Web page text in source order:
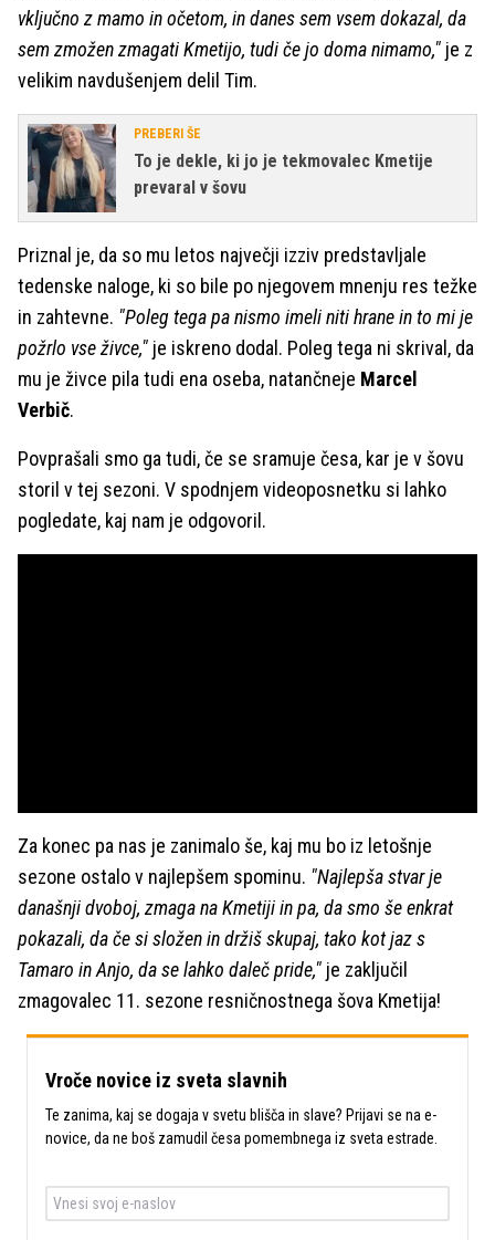
vključno z mamo in očetom, in danes sem vsem dokazal, da
sem zmožen zmagati Kmetijo, tudi če jo doma nimamo," je z
velikim navdušenjem delil Tim.
PREBERI ŠE
To je dekle, ki jo je tekmovalec Kmetije
prevaral v šovu
Priznal je, da so mu letos največji izziv predstavljale
tedenske naloge, ki so bile po njegovem mnenju res težke
in zahtevne. "Poleg tega pa nismo imeli niti hrane in to mi je
požrlo vse živce," je iskreno dodal. Poleg tega ni skrival, da
mu je živce pila tudi ena oseba, natančneje Marcel
Verbič.
Povprašali smo ga tudi, če se sramuje česa, kar je v šovu
storil v tej sezoni. V spodnjem videoposnetku si lahko
pogledate, kaj nam je odgovoril.
Za konec pa nas je zanimalo še, kaj mu bo iz letošnje
sezone ostalo v najlepšem spominu. "Najlepša stvar je
današnji dvoboj, zmaga na Kmetiji in pa, da smo še enkrat
pokazali, da če si složen in držiš skupaj, tako kot jaz s
Tamaro in Anjo, da se lahko daleč pride," je zaključil
zmagovalec 11. sezone resničnostnega šova Kmetija!
Vroče novice iz sveta slavnih
Te zanima, kaj se dogaja v svetu blišča in slave? Prijavi se na e-
novice, da ne boš zamudil česa pomembnega iz sveta estrade.